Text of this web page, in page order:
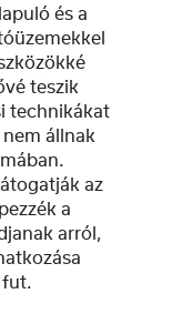
és a
teszik
technikákat
állnak
az
a
arról,
fut.